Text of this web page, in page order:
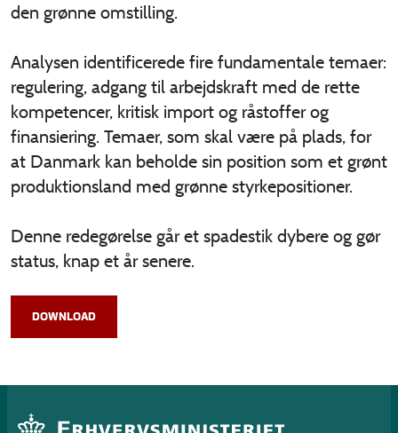
den grønne omstilling.
Analysen identificerede fire fundamentale temaer:
regulering, adgang til arbejdskraft med de rette
kompetencer, kritisk import og råstoffer og
finansiering. Temaer, som skal være på plads, for
at Danmark kan beholde sin position som et grønt
produktionsland med grønne styrkepositioner.
Denne redegørelse går et spadestik dybere og gør
status, knap et år senere.
DOWNLOAD